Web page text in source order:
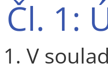
Čl. 1:
V